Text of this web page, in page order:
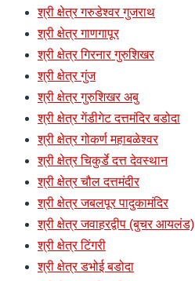
श्री क्षेत्र गरुडेश्वर गुजराथ
श्री क्षेत्र गाणगापूर
श्री क्षेत्र गिरनार गुरुशिखर
श्री क्षेत्र गुंज
श्री क्षेत्र गुरुशिखर अबु
श्री क्षेत्र गेंडीगेट दत्तमंदिर बडोदा
श्री क्षेत्र गोकर्ण महाबळेश्वर
श्री क्षेत्र चिकुर्डे दत्त देवस्थान
श्री क्षेत्र चौल दत्तमंदीर
श्री क्षेत्र जबलपूर पादुकामंदिर
श्री क्षेत्र जवाहरद्वीप (बुचर आयलंड)
श्री क्षेत्र टिंगरी
श्री क्षेत्र डभोई बडोदा